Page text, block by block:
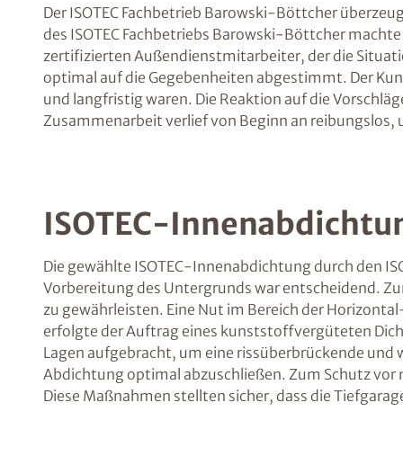
Der ISOTEC Fachbetrieb Barowski-Böttcher
des ISOTEC Fachbetriebs Barowski-Böttcher
zertifizierten Außendienstmitarbeiter, der die
optimal auf die Gegebenheiten abgestimmt. Der
und langfristig waren. Die Reaktion auf die
Zusammenarbeit verlief von Beginn an
ISOTEC-
Die gewählte ISOTEC-Innenabdichtung durch den
Vorbereitung des Untergrunds war entscheidend.
zu gewährleisten. Eine Nut im Bereich der
erfolgte der Auftrag eines kunststoffvergüteten
Lagen aufgebracht, um eine rissüberbrückende
Abdichtung optimal abzuschließen. Zum Schutz vor
Diese Maßnahmen stellten sicher, dass die